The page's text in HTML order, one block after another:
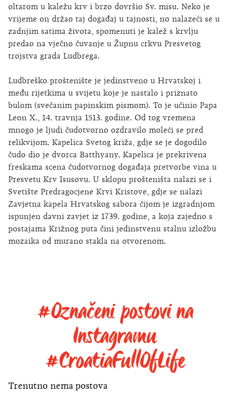
oltarom u kaležu krv i brzo dovršio Sv. misu. Neko je
vrijeme on držao taj događaj u tajnosti, no nalazeći se u
zadnjim satima života, spomenuti je kalež s krvlju
predao na vječno čuvanje u Župnu crkvu Presvetog
trojstva grada Ludbrega.
Ludbreško proštenište je jedinstveno u Hrvatskoj i
među rijetkima u svijetu koje je nastalo i priznato
bulom (svečanim papinskim pismom). To je učinio Papa
Leon X., 14. travnja 1513. godine. Od tog vremena
mnogo je ljudi čudotvorno ozdravilo moleći se pred
relikvijom. Kapelica Svetog križa, gdje se je dogodilo
čudo dio je dvorca Batthyany. Kapelica je prekrivena
freskama scena čudotvornog događaja pretvorbe vina u
Presvetu Krv Isusovu. U sklopu prošteništa nalazi se i
Svetište Predragocjene Krvi Kristove, gdje se nalazi
Zavjetna kapela Hrvatskog sabora čijom je izgradnjom
ispunjen davni zavjet iz 1739. godine, a koja zajedno s
postajama Križnog puta čini jedinstvenu stalnu izložbu
mozaika od murano stakla na otvorenom.
#Označeni postovi na
Instagramu
#CroatiaFullOfLife
Trenutno nema postova